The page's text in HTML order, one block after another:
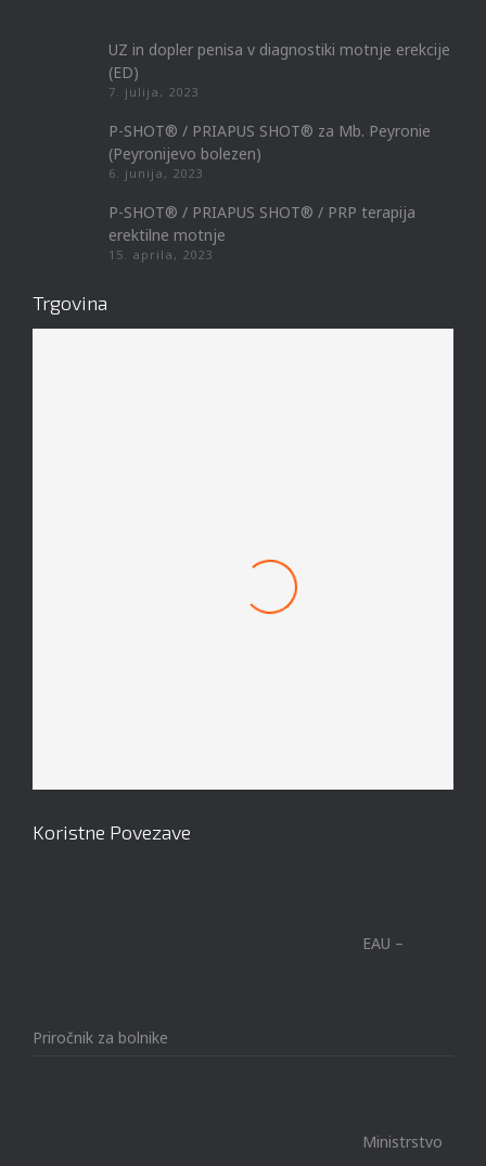
UZ in dopler penisa v diagnostiki motnje erekcije
(ED)
7. julija, 2023
P-SHOT® / PRIAPUS SHOT® za Mb. Peyronie
(Peyronijevo bolezen)
6. junija, 2023
P-SHOT® / PRIAPUS SHOT® / PRP terapija
erektilne motnje
15. aprila, 2023
Trgovina
Koristne Povezave
EAU –
Priročnik za bolnike
Ministrstvo